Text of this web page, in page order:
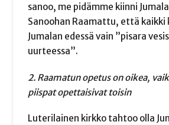
sanoo, me pidämme kiinni
Sanoohan Raamattu, että kaikki
Jumalan edessä vain ”pisara
uurteessa”.
2. Raamatun opetus on oikea,
piispat opettaisivat toisin
Luterilainen kirkko tahtoo olla